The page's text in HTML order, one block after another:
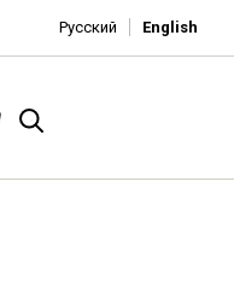
Русский English